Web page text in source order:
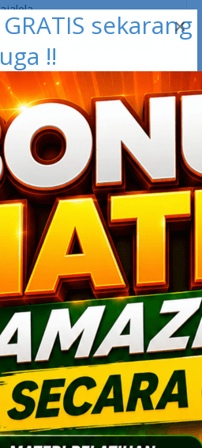
sekarang
!!
×
yang harus kita ketahui,
pemimpin termuda, masih
50 ribu pasukan saat
ada Ali bn Abi Thalib,
saat berumur 18 tahun.Che
bani israil sebelum nabi daud),
banyak lagi pemimpin muda
dari perjuangan mereka–
berperang karena ego-nya, tapi
manusia dari
keselamatan bagi seluruh
PM
kisah KARTODIKROMO,
alias senior abisss….tetapi
usianya telah
yang dikagumi jutaan manusia